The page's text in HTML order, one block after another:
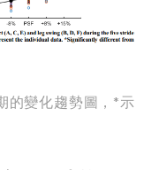
的變化趨勢圖，*示